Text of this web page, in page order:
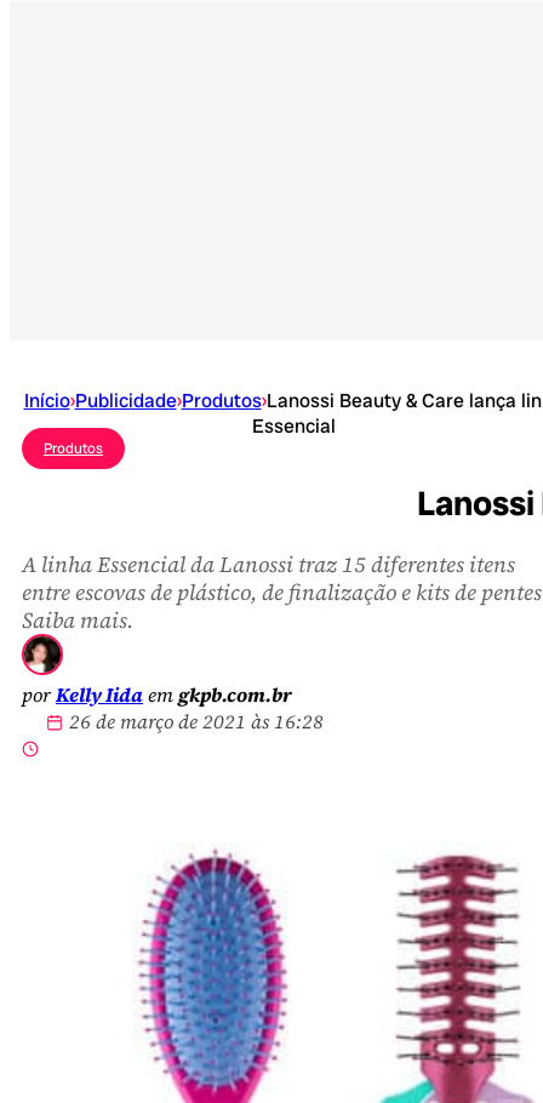
Início›Publicidade›Produtos›Lanossi Beauty & Care lança
Essencial
Produtos
A linha Essencial da Lanossi traz 15 diferentes itens
entre escovas de plástico, de finalização e kits de
Saiba mais.
porKelly Iidaemgkpb.com.br
26 de março de 2021 às 16:28